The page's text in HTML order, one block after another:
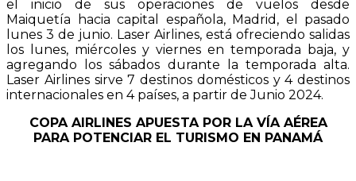
el inicio de sus operaciones de vuelos desde
Maiquetía hacia capital española, Madrid, el pasado
lunes 3 de junio. Laser Airlines, está ofreciendo salidas
los lunes, miércoles y viernes en temporada baja, y
agregando los sábados durante la temporada alta.
Laser Airlines sirve 7 destinos domésticos y 4 destinos
internacionales en 4 países, a partir de Junio 2024.
COPA AIRLINES APUESTA POR LA VÍA AÉREA
PARA POTENCIAR EL TURISMO EN PANAMÁ